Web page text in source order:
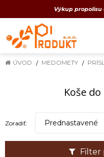
Výkup propolisu
ÚVOD MEDOMETY
Koše
Filter
Zoradiť: Prednastavené